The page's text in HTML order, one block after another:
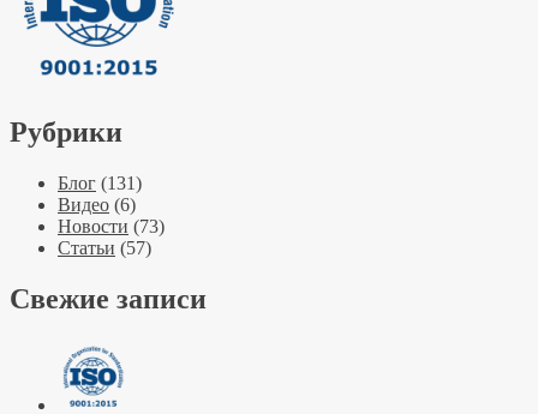
Рубрики
Блог (131)
Видео (6)
Новости (73)
Статьи (57)
Свежие записи